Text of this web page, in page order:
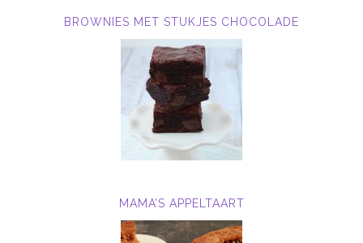
BROWNIES MET STUKJES CHOCOLADE
MAMA’S APPELTAART